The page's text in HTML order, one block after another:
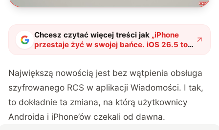
Chcesz czytać więcej treści jak „iPhone
przestaje żyć w swojej bańce. iOS 26.5 to
przełom dla użytkowników"?
Największą nowością jest bez wątpienia obsługa
szyfrowanego RCS w aplikacji Wiadomości. I tak,
to dokładnie ta zmiana, na którą użytkownicy
Androida i iPhone’ów czekali od dawna.